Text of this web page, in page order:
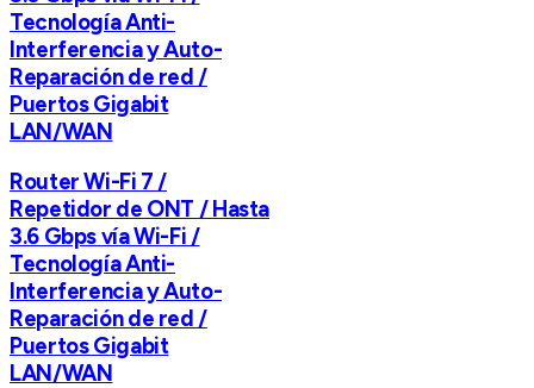
Tecnología Anti-
Interferencia y Auto-
Reparación de red /
Puertos Gigabit
LAN/WAN
Router Wi-Fi 7 /
Repetidor de ONT / Hasta
3.6 Gbps vía Wi-Fi /
Tecnología Anti-
Interferencia y Auto-
Reparación de red /
Puertos Gigabit
LAN/WAN